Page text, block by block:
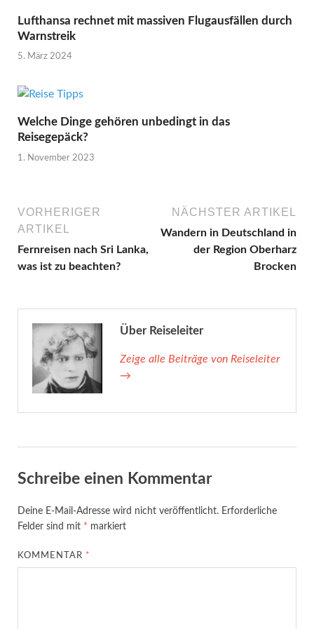
Lufthansa rechnet mit massiven Flugausfällen durch
Warnstreik
5. März 2024
Welche Dinge gehören unbedingt in das
Reisegepäck?
1. November 2023
VORHERIGER
ARTIKEL
Fernreisen nach Sri Lanka,
was ist zu beachten?
NÄCHSTER ARTIKEL
Wandern in Deutschland in
der Region Oberharz
Brocken
Über Reiseleiter
Zeige alle Beiträge von Reiseleiter
→
Schreibe einen Kommentar
Deine E-Mail-Adresse wird nicht veröffentlicht. Erforderliche
Felder sind mit * markiert
KOMMENTAR *